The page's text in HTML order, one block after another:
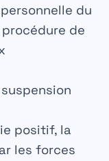
du
de
positif, la
les forces